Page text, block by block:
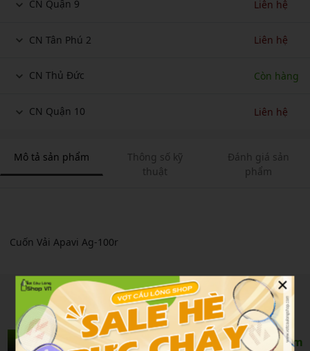
CN Quận 9 Liên hệ
CN Tân Phú 2 Liên hệ
CN Thủ Đức Còn hàng
CN Quận 10 Liên hệ
Mô tả sản phẩm
Thông số kỹ
thuật
Đánh giá sản
phẩm
Cuốn Vải Apavi Ag-100r
Sản Phẩm Liên Quan Xem thêm
×